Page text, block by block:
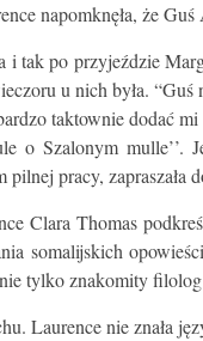
że Guś
przyjeździe
u nich była.
taktownie dodać
o Szalonym
pracy, zapraszała
Thomas
somalijskich
tylko znakomity
nie znała